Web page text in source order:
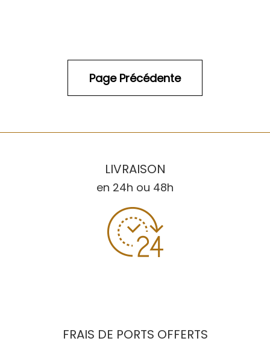
LIVRAISON
en 24h ou 48h
FRAIS DE PORTS OFFERTS